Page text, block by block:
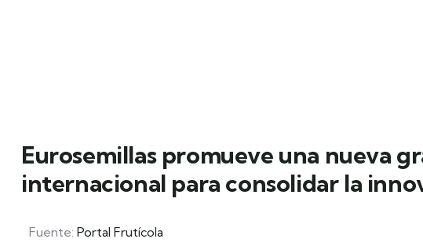
Eurosemillas promueve una nueva
internacional para consolidar la
Fuente: Portal Frutícola